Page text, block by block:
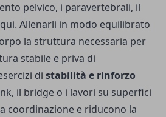
pelvico, i paravertebrali, il
Allenarli in modo equilibrato
la struttura necessaria per
stabile e priva di
di stabilità e rinforzo
il bridge o i lavori su superfici
coordinazione e riducono la